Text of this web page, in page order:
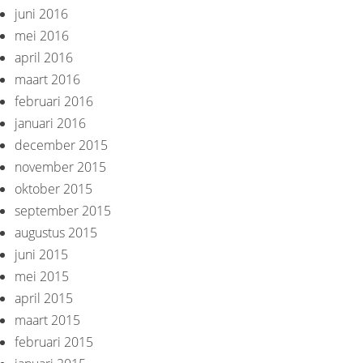
juni 2016
mei 2016
april 2016
maart 2016
februari 2016
januari 2016
december 2015
november 2015
oktober 2015
september 2015
augustus 2015
juni 2015
mei 2015
april 2015
maart 2015
februari 2015